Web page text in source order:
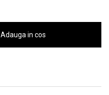
Adauga in cos